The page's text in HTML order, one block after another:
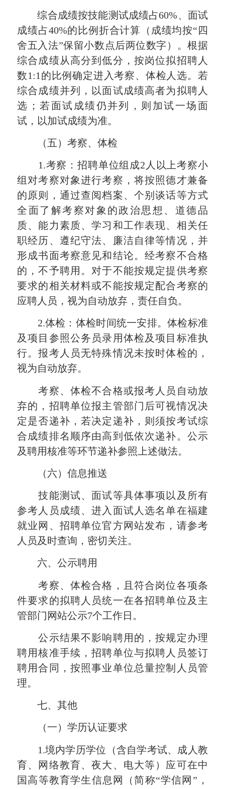
综合成绩按技能测试成绩占60%、面试
成绩占40%的比例折合计算（成绩均按“四
舍五入法”保留小数点后两位数字）。根据
综合成绩从高分到低分，按岗位拟招聘人
数1:1的比例确定进入考察、体检人选。若
综合成绩并列，以面试成绩高者为拟聘人
选；若面试成绩仍并列，则 加试一场面
试 ，以加试成绩为准。
（五）考察、体检
1.考察：招聘单位组成2人以上考察小
组对考察对象进行考察，将按照德才兼备
的原则，通过查阅档案、个别谈话等方式
全面了解考察对象的政治思想、道德品
质、能力素质、学习和工作表现、相关任
职经历、遵纪守法、廉洁自律等情况，并
形成书面考察意见和结论。经考察不合格
的，不予聘用。对于不能按规定提供考察
要求的相关材料或不能按规定配合考察的
应聘人员，视为自动放弃，责任自负。
2.体检：体检时间统一安排。体检标准
及项目参照公务员录用体检及项目标准执
行。报考人员无特殊情况未按时体检的，
视为自动放弃。
考察、体检不合格或报考人员自动放
弃的，招聘单位报主管部门后可视情况决
定是否递补，若决定递补，则须按考试综
合成绩排名顺序由高到低依次递补。公示
及聘用核准等环节递补参照上述做法。
（六）信息推送
技能测试、面试等具体事项以及所有
参考人员成绩、进入面试人选名单在福建
就业网、招聘单位官方网站发布，请参考
人员及时查询，密切关注。
六、公示聘用
考察、体检合格，且符合岗位各项条
件要求的拟聘人员统一在各招聘单位及主
管部门网站公示7个工作日。
公示结果不影响聘用的，按规定办理
聘用核准手续，招聘单位与拟聘人员签订
聘用合同，按照事业单位总量控制人员管
理。
七、其他
（一）学历认证要求
1.境内学历学位（含自学考试、成人教
育、网络教育、夜大、电大等） 应可在中
国高等教育学生信息网（简称“学信网”，